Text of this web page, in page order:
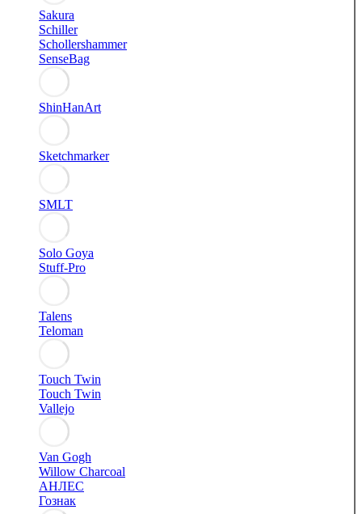
Sakura
Schiller
Schollershammer
SenseBag
ShinHanArt
Sketchmarker
SMLT
Solo Goya
Stuff-Pro
Talens
Teloman
Touch Twin
Touch Twin
Vallejo
Van Gogh
Willow Charcoal
АНЛЕС
Гознак